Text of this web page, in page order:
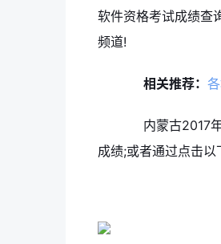
软件资格考试成绩查
频道!
相关推荐：
内蒙古2017年
成绩;或者通过点击以